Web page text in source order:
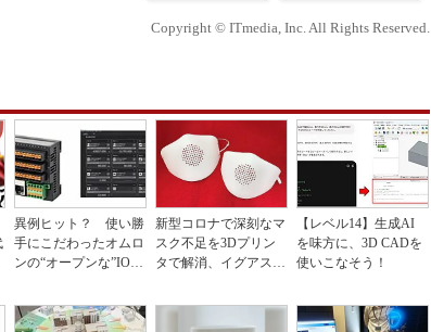
Copyright © ITmedia, Inc. All Rights Reserved.
異例ヒット？ 使い勝
手にこだわったオムロ
ンの“オープンな”IO-L
新型コロナで深刻なマ
スク不足を3Dプリン
タで解消、イグアスが
【レベル14】生成AI
を味方に、3D CADを
使いこなそう！